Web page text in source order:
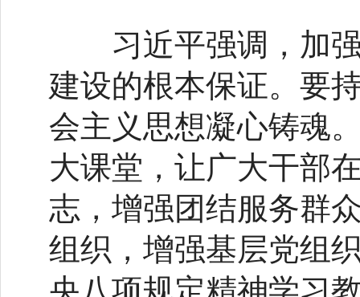
习近平强调，加强
建设的根本保证。要
会主义思想凝心铸魂
大课堂，让广大干部
志，增强团结服务群
组织，增强基层党组